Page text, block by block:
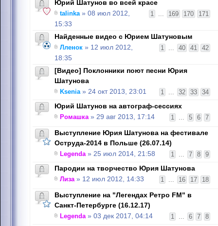
Юрий Шатунов во всей красе
1 ... 169 170 171
talinka» 08 июл 2012,
15:33
Найденные видео с Юрием Шатуновым
1 ... 40 41 42
Лленок » 12 июл 2012,
18:35
[Видео] Поклонники поют песни Юрия
Шатунова
1 ... 32 33 34
Ksenia» 24 окт 2013, 23:01
Юрий Шатунов на автограф-сессиях
1 ... 5 6 7
Ромашка» 29 авг 2013, 17:14
Выступление Юрия Шатунова на фестивале
Оструда-2014 в Польше (26.07.14)
1 ... 7 8 9
Legenda» 25 июл 2014, 21:58
Пародии на творчество Юрия Шатунова
1 ... 16 17 18
Лиза» 12 июл 2012, 14:33
Выступление на "Легендах Ретро FM" в
Санкт-Петербурге (16.12.17)
1 ... 6 7 8
Legenda» 03 дек 2017, 04:14